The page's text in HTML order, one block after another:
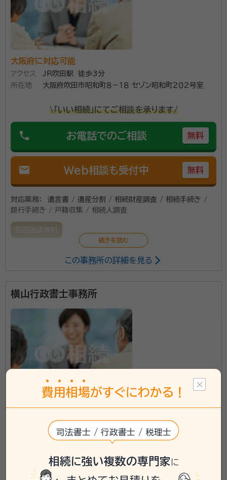
時間外のご相談やご自宅など出張相談も承っておりま
す。お気軽にご相談ください。
所属団体： 大阪府行政書士会
大阪府に対応可能
アクセス
JR吹田駅 徒歩3分
所在地
大阪府吹田市昭和町８－１８ セゾン昭和町２０２号室
\「いい相続」にてご相談を承ります/
phone お電話でのご相談 無料
mail Web相談も受付中 無料
対応業務：
遺言書 / 遺産分割 / 相続財産調査 / 相続手続き /
銀行手続き / 戸籍収集 / 相続人調査
初回面談無料
遺産相続手続は、相続人の確定に始まり、遺言書の有無
産分割協議書の作成、不動産や預貯金等の名義変更手
ない手続を行なうのは大きな負担となります。 また、相
続人である一人が相続手続きを行うと、他の相続人が
不正を疑ってきたりして、その後の人間関係にも影響を
及ぼすことになる可能性もあります。 このような時間コ
ストや労力などのデメリットを考えた場合、相続手続き
は初めから専門家に依頼した方が、結局、経済的､時間
事務所では遺産相続手続きについて、丁寧かつ迅速に
対応しておりますので、お気軽にご相談下さい。
この事務所の詳細を見る
横山行政書士事務所
大阪府に対応可能
\「いい相続」にてご相談を承ります/
お電話でのご相談
費用 相場がすぐにわかる！
司法書士 / 行政書士 / 税理士
相続に強い複数の専門家に